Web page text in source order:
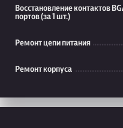
Восстановление контактов
портов (за 1 шт.)
Ремонт цепи питания
Ремонт корпуса